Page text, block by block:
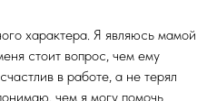
характера. Я являюсь мамой
стоит вопрос, чем ему
в работе, а не терял
чем я могу помочь